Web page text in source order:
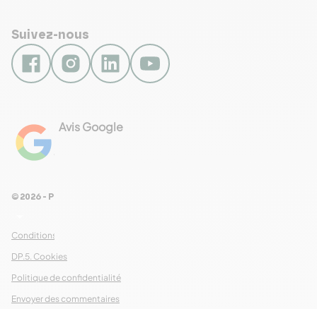
Suivez-nous
Avis Google
Conditions Générales de Ventes
DP.5. Cookies
Politique de confidentialité
Envoyer des commentaires
© 2026 - Pour Les Gourmets